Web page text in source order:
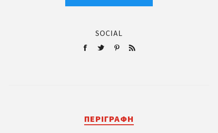
SOCIAL
ΠΕΡΙΓΡΑΦΉ